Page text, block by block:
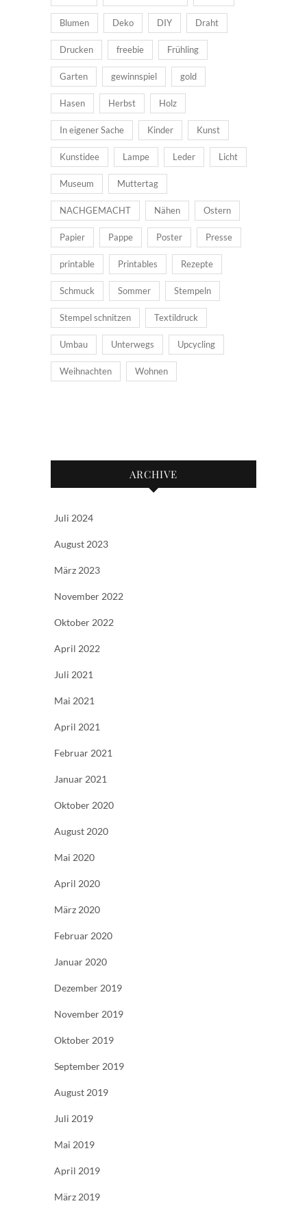
Blumen Deko DIY Draht
Drucken freebie Frühling
Garten gewinnspiel gold
Hasen Herbst Holz
In eigener Sache Kinder Kunst
Kunstidee Lampe Leder Licht
Museum Muttertag
NACHGEMACHT Nähen Ostern
Papier Pappe Poster Presse
printable Printables Rezepte
Schmuck Sommer Stempeln
Stempel schnitzen Textildruck
Umbau Unterwegs Upcycling
Weihnachten Wohnen
ARCHIVE
Juli 2024
August 2023
März 2023
November 2022
Oktober 2022
April 2022
Juli 2021
Mai 2021
April 2021
Februar 2021
Januar 2021
Oktober 2020
August 2020
Mai 2020
April 2020
März 2020
Februar 2020
Januar 2020
Dezember 2019
November 2019
Oktober 2019
September 2019
August 2019
Juli 2019
Mai 2019
April 2019
März 2019